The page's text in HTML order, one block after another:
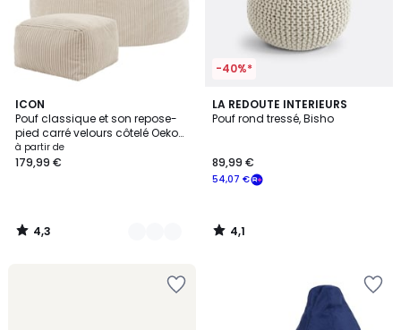
ICON
Pouf classique et son repose-
pied carré velours côtelé Oeko-
Tex® - KINGSTON
à partir de
179,99 €
4,3
/ 5
8
Couleurs
4,3
/
-40%*
LA REDOUTE INTERIEURS
Pouf rond tressé, Bisho
54,07 €
89,99 €
4,1
/ 5
4,1
/